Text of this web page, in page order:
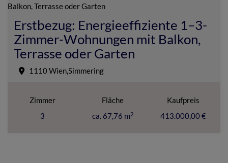
Erstbezug: Energieeffiziente 1–3-
Zimmer-Wohnungen mit Balkon,
Terrasse oder Garten
1110 Wien,Simmering
Zimmer
3
Fläche
ca. 67,76 m2
Kaufpreis
413.000,00 €